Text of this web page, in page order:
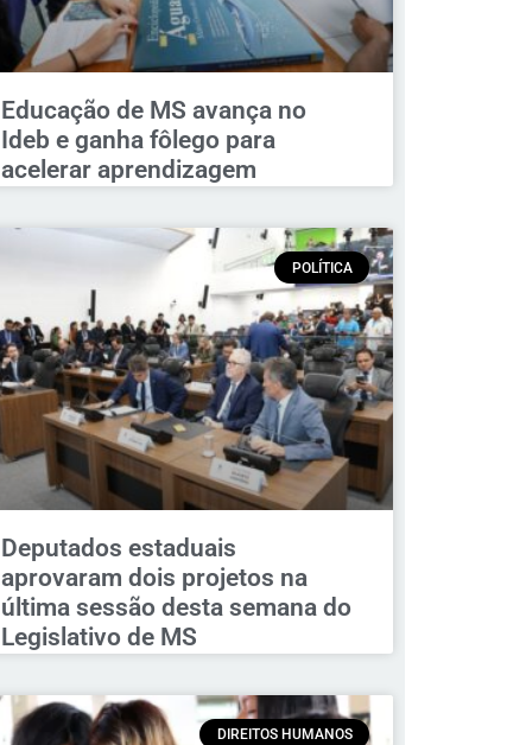
Educação de MS avança no
Ideb e ganha fôlego para
acelerar aprendizagem
POLÍTICA
Deputados estaduais
aprovaram dois projetos na
última sessão desta semana do
Legislativo de MS
DIREITOS HUMANOS